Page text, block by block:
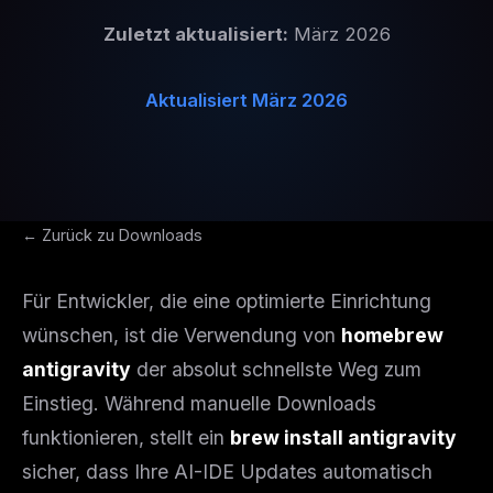
Zuletzt aktualisiert: März 2026
Aktualisiert März 2026
← Zurück zu Downloads
Für Entwickler, die eine optimierte Einrichtung
wünschen, ist die Verwendung von homebrew
antigravity der absolut schnellste Weg zum
Einstieg. Während manuelle Downloads
funktionieren, stellt ein brew install antigravity
sicher, dass Ihre AI-IDE Updates automatisch